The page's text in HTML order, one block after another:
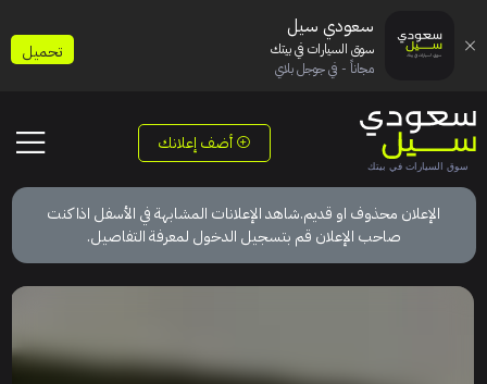
أضف إعلانك
الإعلان محذوف او قديم.شاهد الإعلانات المشابهة في الأسفل اذا كنت
صاحب الإعلان قم بتسجيل الدخول لمعرفة التفاصيل.
سعودي سيل
سوق السيارات في بيتك
مجاناً - في جوجل بلاي
تحميل